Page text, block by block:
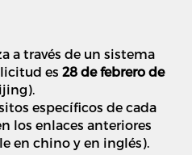
a través de un sistema
es 28 de febrero de
específicos de cada
los enlaces anteriores
en chino y en inglés).